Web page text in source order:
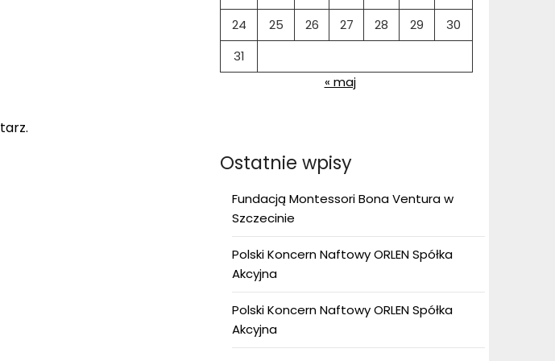
24
25 26 27 28 29
30
31
« maj
Ostatnie wpisy
Fundacją Montessori Bona Ventura w
Szczecinie
Polski Koncern Naftowy ORLEN Spółka
Akcyjna
Polski Koncern Naftowy ORLEN Spółka
Akcyjna